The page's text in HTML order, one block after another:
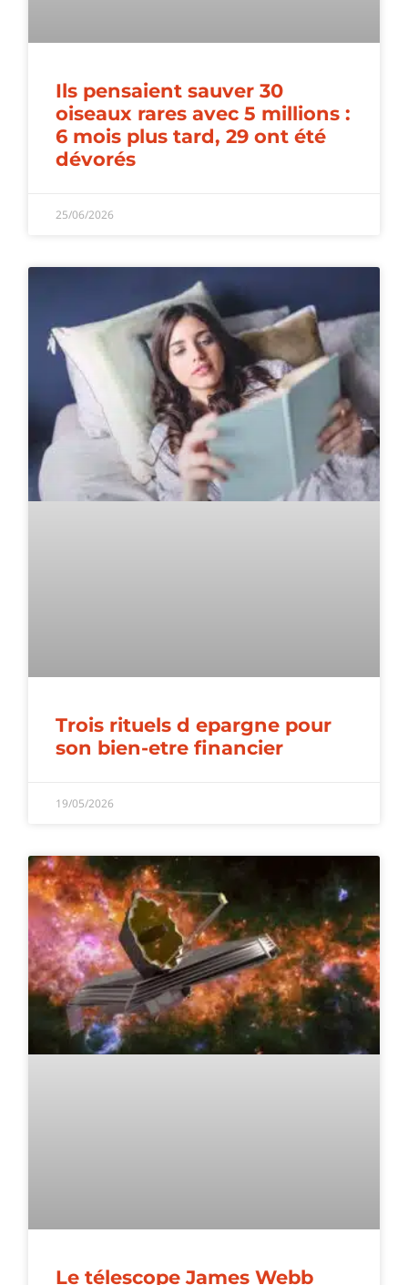
Ils pensaient sauver 30
oiseaux rares avec 5 millions :
6 mois plus tard, 29 ont été
dévorés
25/06/2026
Trois rituels d epargne pour
son bien-etre financier
19/05/2026
Le télescope James Webb